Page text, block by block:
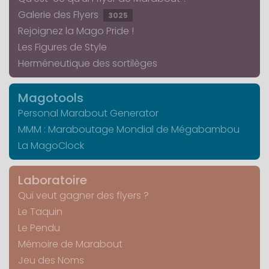
Galerie des Flyers
3025
Rejoignez la Mago Pride !
Les Figures de Style
Herméneutique des sortilèges
Magotools
Personal Marabout Generator
MMM : Maraboutage Mondial de Mégabambou
La MagoClock
Laboratoire
Qui veut gagner des flyers ?
Le Taquin
Le Pendu
Mémoire de Marabout
Jeu des Noms